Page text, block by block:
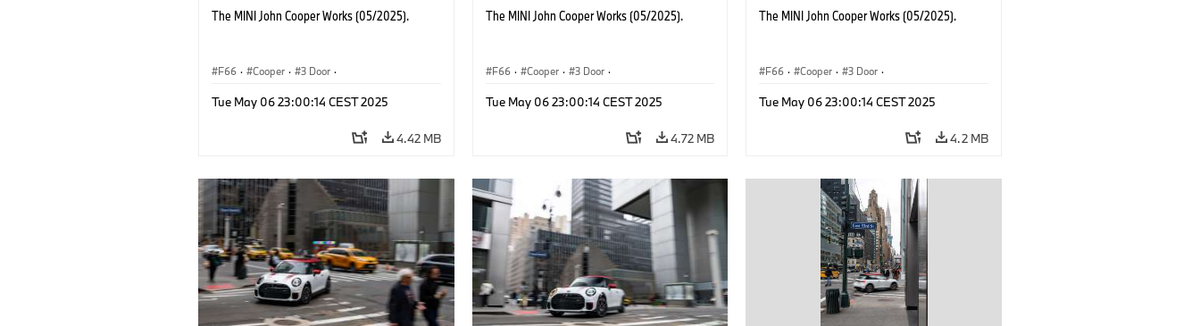
The MINI John Cooper Works (05/2025).
F66 · Cooper · 3 Door ·
Tue May 06 23:00:14 CEST 2025
4.42 MB
The MINI John Cooper Works (05/2025).
F66 · Cooper · 3 Door ·
Tue May 06 23:00:14 CEST 2025
4.72 MB
The MINI John Cooper Works (05/2025).
F66 · Cooper · 3 Door ·
Tue May 06 23:00:14 CEST 2025
4.2 MB